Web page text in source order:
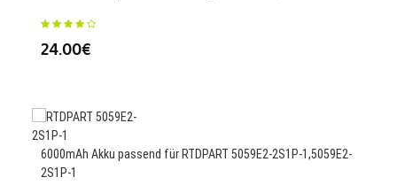
24.00€
6000mAh Akku passend für RTDPART 5059E2-2S1P-1,5059E2-
2S1P-1